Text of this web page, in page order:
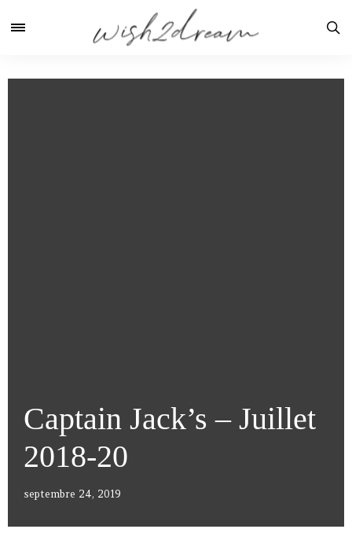
Captain Jack’s – Juillet
2018-20
septembre 24, 2019